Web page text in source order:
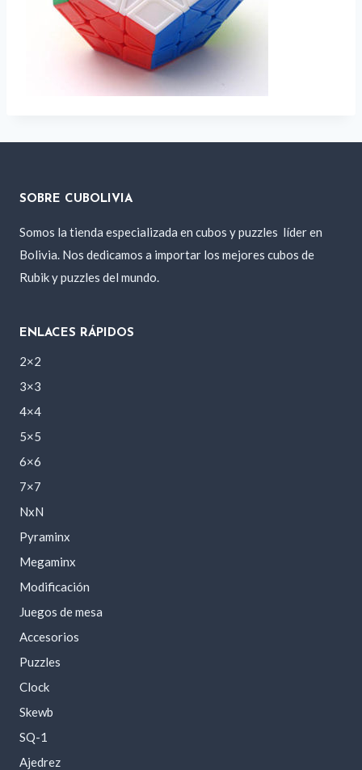
SOBRE CUBOLIVIA
Somos la tienda especializada en cubos y puzzles líder en
Bolivia. Nos dedicamos a importar los mejores cubos de
Rubik y puzzles del mundo.
ENLACES RÁPIDOS
2×2
3×3
4×4
5×5
6×6
7×7
NxN
Pyraminx
Megaminx
Modificación
Juegos de mesa
Accesorios
Puzzles
Clock
Skewb
SQ-1
Ajedrez